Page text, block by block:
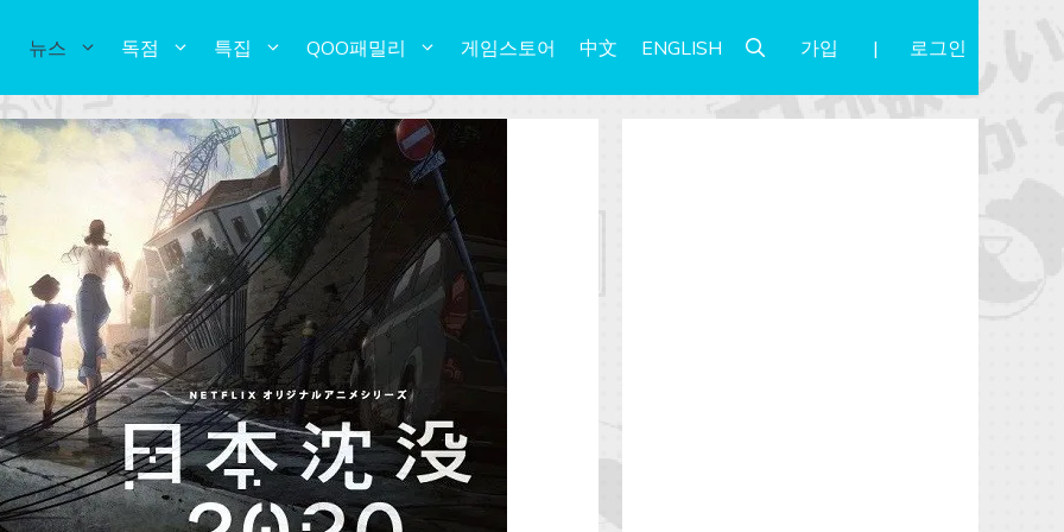
뉴스 독점 특집 QOO패밀리 게임스토어 中文 ENGLISH 가입 로그인